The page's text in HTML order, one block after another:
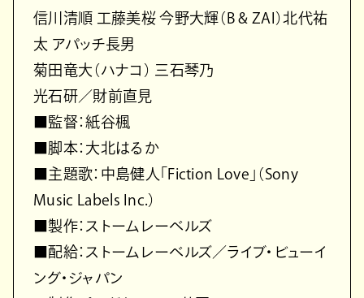
信川清順 工藤美桜 今野大輝（B & ZAI）北代祐
太 アパッチ長男
菊田竜大（ハナコ） 三石琴乃
光石研／財前直見
■監督：紙谷楓
■脚本：大北はるか
■主題歌：中島健人「Fiction Love」（Sony
Music Labels Inc.）
■製作：ストームレーベルズ
■配給：ストームレーベルズ／ライブ・ビューイ
ング・ジャパン